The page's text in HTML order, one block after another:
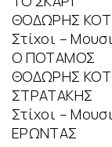
ΘΟΔΩΡΗΣ
Στίχοι –
Ο ΠΟΤΑΜΟΣ
ΘΟΔΩΡΗΣ
ΣΤΡΑΤΑΚΗΣ
Στίχοι –
ΕΡΩΝΤΑΣ